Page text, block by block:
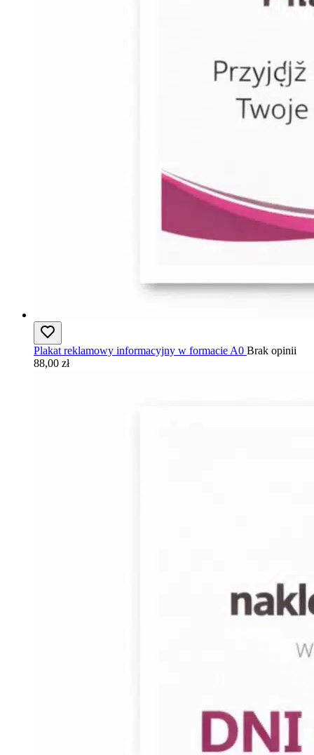
Plakat reklamowy informacyjny w formacie A0 Brak opinii
88,00 zł